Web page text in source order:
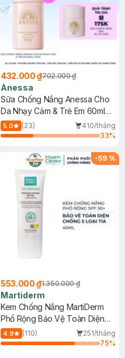
432.000 ₫702.000 ₫
Anessa
Sữa Chống Nắng Anessa Cho
Da Nhạy Cảm & Trẻ Em 60ml
(Mới)
5.0 (23)
410/tháng
33%
-59 %
553.000 ₫1.350.000 ₫
Martiderm
Kem Chống Nắng MartiDerm
Phổ Rộng Bảo Vệ Toàn Diện
40ml
4.9 (110)
251/tháng
75%